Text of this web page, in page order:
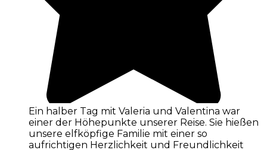
Ein halber Tag mit Valeria und Valentina war
einer der Höhepunkte unserer Reise. Sie hießen
unsere elfköpfige Familie mit einer so
aufrichtigen Herzlichkeit und Freundlichkeit